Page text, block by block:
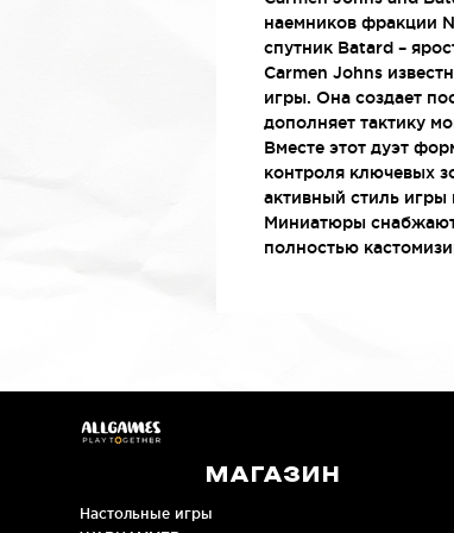
наемников фракции
спутник Batard –
Carmen Johns
игры. Она создает
дополняет тактику
Вместе этот дуэт
контроля ключевых
активный стиль
Миниатюры
полностью
МАГАЗИН
Настольные игры